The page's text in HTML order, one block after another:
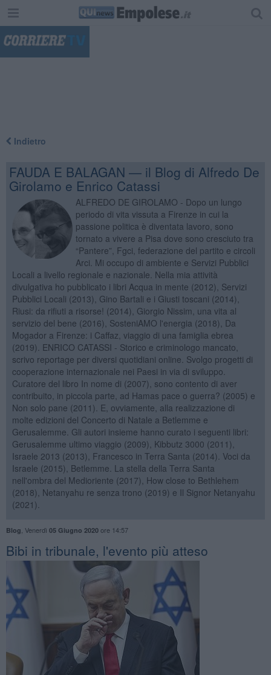
Indietro
FAUDA E BALAGAN — il Blog di Alfredo De
Girolamo e Enrico Catassi
ALFREDO DE GIROLAMO - Dopo un lungo
periodo di vita vissuta a Firenze in cui la
passione politica è diventata lavoro, sono
tornato a vivere a Pisa dove sono cresciuto tra
“Pantere”, Fgci, federazione del partito e circoli
Arci. Mi occupo di ambiente e Servizi Pubblici
Locali a livello regionale e nazionale. Nella mia attività
divulgativa ho pubblicato i libri Acqua in mente (2012), Servizi
Pubblici Locali (2013), Gino Bartali e i Giusti toscani (2014),
Riusi: da rifiuti a risorse! (2014), Giorgio Nissim, una vita al
servizio del bene (2016), SosteniAMO l'energia (2018), Da
Mogador a Firenze: i Caffaz, viaggio di una famiglia ebrea
(2019). ENRICO CATASSI - Storico e criminologo mancato,
scrivo reportage per diversi quotidiani online. Svolgo progetti di
cooperazione internazionale nei Paesi in via di sviluppo.
Curatore del libro In nome di (2007), sono contento di aver
contribuito, in piccola parte, ad Hamas pace o guerra? (2005) e
Non solo pane (2011). E, ovviamente, alla realizzazione di
molte edizioni del Concerto di Natale a Betlemme e
Gerusalemme. Gli autori insieme hanno curato i seguenti libri:
Gerusalemme ultimo viaggio (2009), Kibbutz 3000 (2011),
Israele 2013 (2013), Francesco in Terra Santa (2014). Voci da
Israele (2015), Betlemme. La stella della Terra Santa
nell'ombra del Medioriente (2017), How close to Bethlehem
(2018), Netanyahu re senza trono (2019) e Il Signor Netanyahu
(2021).
Blog Venerdì 05 Giugno 2020ore 14:57
Bibi in tribunale, l'evento più atteso